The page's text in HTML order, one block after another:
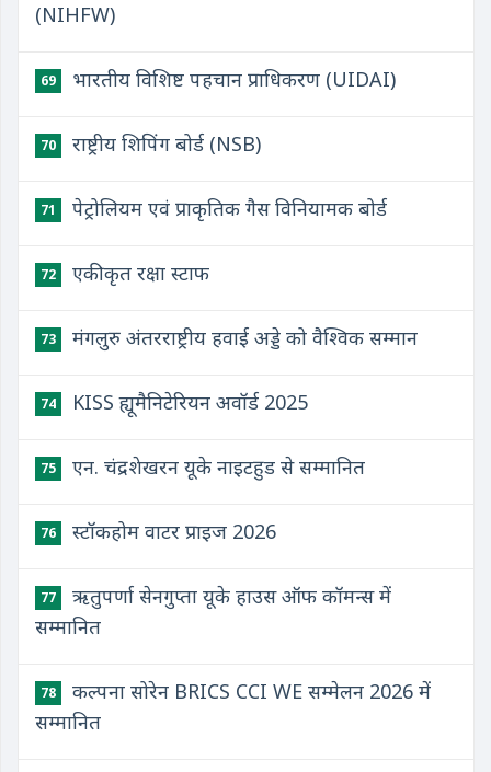
(NIHFW)
69 भारतीय विशिष्ट पहचान प्राधिकरण (UIDAI)
70 राष्ट्रीय शिपिंग बोर्ड (NSB)
71 पेट्रोलियम एवं प्राकृतिक गैस विनियामक बोर्ड
72 एकीकृत रक्षा स्टाफ
73 मंगलुरु अंतरराष्ट्रीय हवाई अड्डे को वैश्विक सम्मान
74 KISS ह्यूमैनिटेरियन अवॉर्ड 2025
75 एन. चंद्रशेखरन यूके नाइटहुड से सम्मानित
76 स्टॉकहोम वाटर प्राइज 2026
77
ऋतुपर्णा सेनगुप्ता यूके हाउस ऑफ कॉमन्स में
सम्मानित
78
कल्पना सोरेन BRICS CCI WE सम्मेलन 2026 में
सम्मानित